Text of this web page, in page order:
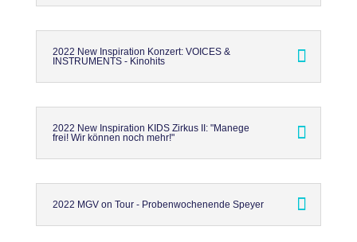
2022 New Inspiration Konzert: VOICES &
INSTRUMENTS - Kinohits
2022 New Inspiration KIDS Zirkus II: "Manege
frei! Wir können noch mehr!"
2022 MGV on Tour - Probenwochenende Speyer